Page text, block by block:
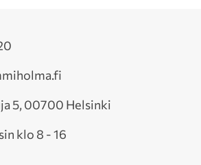
5, 00700 Helsinki
klo 8 - 16